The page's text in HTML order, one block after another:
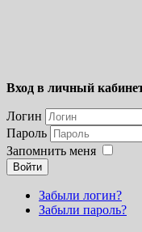
Вход в личный
Логин
Пароль
Запомнить меня
Войти
Забыли логин?
Забыли пароль?